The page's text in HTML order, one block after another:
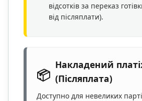
відсотків за переказ
від післяплати).
📦
Накладений
(Післяплата)
Доступно для невеликих